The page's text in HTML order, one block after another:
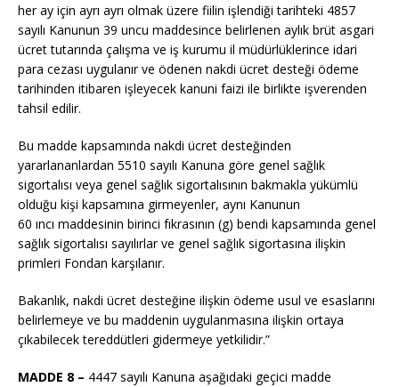
her ay için ayrı ayrı olmak üzere fiilin işlendiği tarihteki 4857
sayılı Kanunun 39 uncu maddesince belirlenen aylık brüt asgari
ücret tutarında çalışma ve iş kurumu il müdürlüklerince idari
para cezası uygulanır ve ödenen nakdi ücret desteği ödeme
tarihinden itibaren işleyecek kanuni faizi ile birlikte işverenden
tahsil edilir.
Bu madde kapsamında nakdi ücret desteğinden
yararlananlardan 5510 sayılı Kanuna göre genel sağlık
sigortalısı veya genel sağlık sigortalısının bakmakla yükümlü
olduğu kişi kapsamına girmeyenler, aynı Kanunun
60 ıncı maddesinin birinci fıkrasının (g) bendi kapsamında genel
sağlık sigortalısı sayılırlar ve genel sağlık sigortasına ilişkin
primleri Fondan karşılanır.
Bakanlık, nakdi ücret desteğine ilişkin ödeme usul ve esaslarını
belirlemeye ve bu maddenin uygulanmasına ilişkin ortaya
çıkabilecek tereddütleri gidermeye yetkilidir.”
MADDE 8 – 4447 sayılı Kanuna aşağıdaki geçici madde